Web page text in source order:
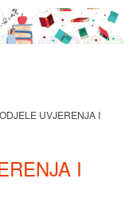
UVJERENJA I
I